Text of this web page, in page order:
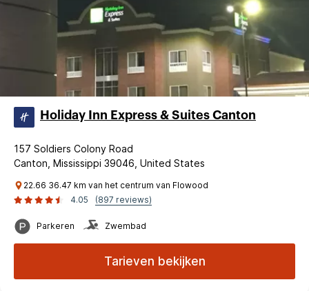
Holiday Inn Express & Suites Canton
157 Soldiers Colony Road
Canton, Mississippi 39046, United States
22.66 36.47 km van het centrum van Flowood
4.05
(897 reviews)
Parkeren Zwembad
Tarieven bekijken